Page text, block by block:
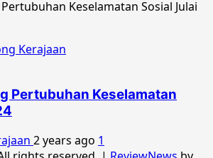
Kerajaan
Pertubuhan Keselamatan
2 years ago 1